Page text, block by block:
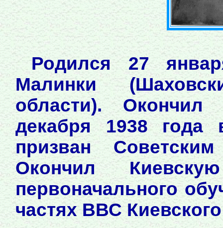
Родился 27
Малинки
области).
декабря 1938
призван
Окончил
первоначального
частях ВВС